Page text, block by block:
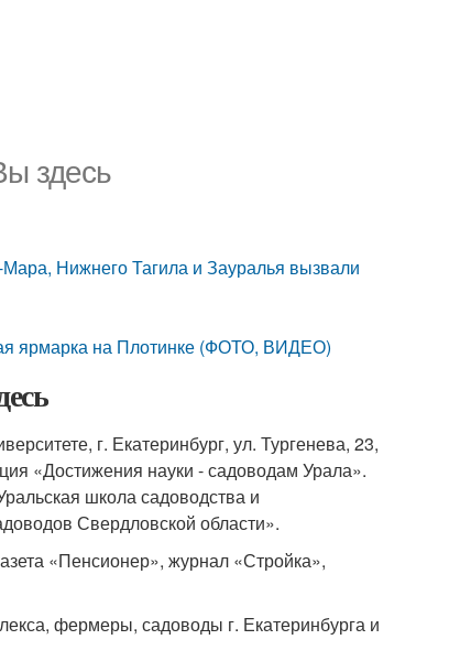
здесь
Нижнего Тагила и Зауралья вызвали
ярмарка на Плотинке (ФОТО, ВИДЕО)
г. Екатеринбург, ул. Тургенева, 23,
«Достижения науки - садоводам Урала».
школа садоводства и
Свердловской области».
«Пенсионер», журнал «Стройка»,
фермеры, садоводы г. Екатеринбурга и